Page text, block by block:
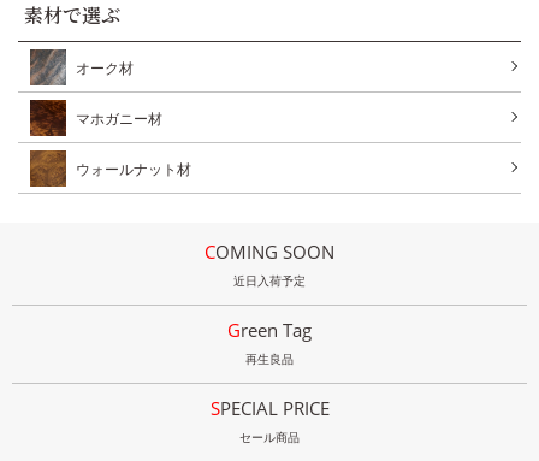
素材で選ぶ
オーク材
マホガニー材
ウォールナット材
COMING SOON
近日入荷予定
Green Tag
再生良品
SPECIAL PRICE
セール商品